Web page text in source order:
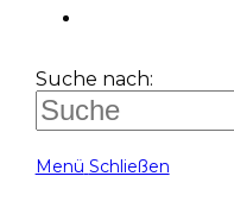
Suche nach:
Menü Schließen